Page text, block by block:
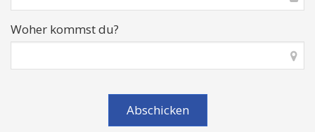
Woher kommst du?